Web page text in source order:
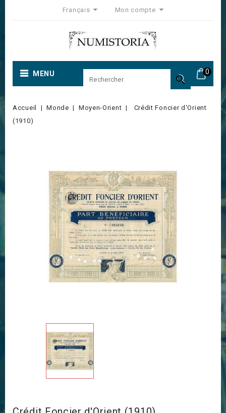
Français Mon compte
0
MENU 
Accueil Monde Moyen-Orient
Crédit Foncier d'Orient
(1910)